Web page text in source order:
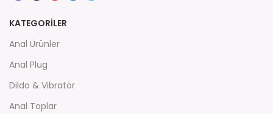
KATEGORİLER
Anal Ürünler
Anal Plug
Dildo & Vibratör
Anal Toplar